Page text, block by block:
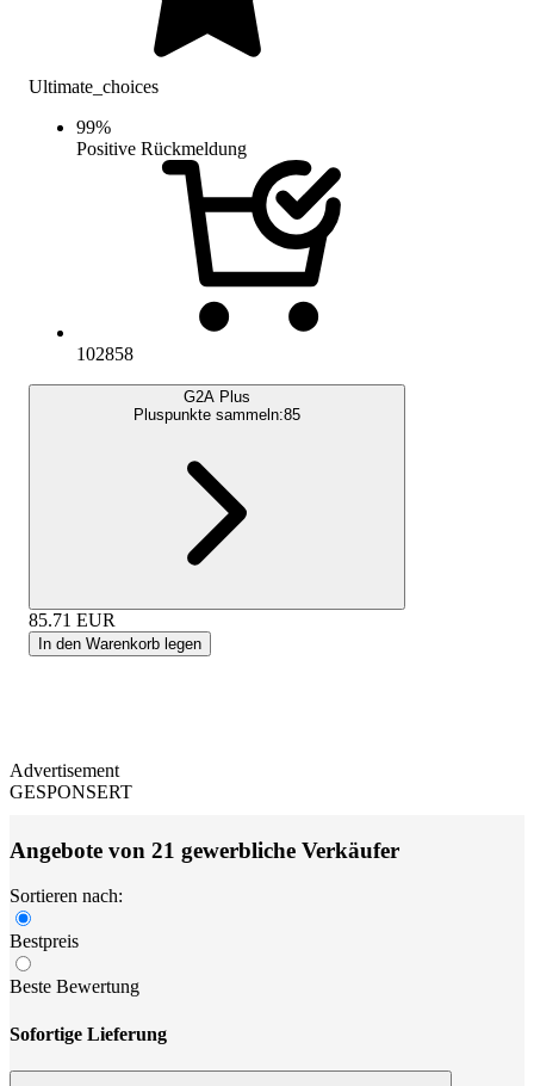
Ultimate_choices
99%
Positive Rückmeldung
102858
G2A Plus
Pluspunkte sammeln:85
85.71 EUR
In den Warenkorb legen
Advertisement
GESPONSERT
Angebote von 21 gewerbliche Verkäufer
Sortieren nach:
Bestpreis
Beste Bewertung
Sofortige Lieferung